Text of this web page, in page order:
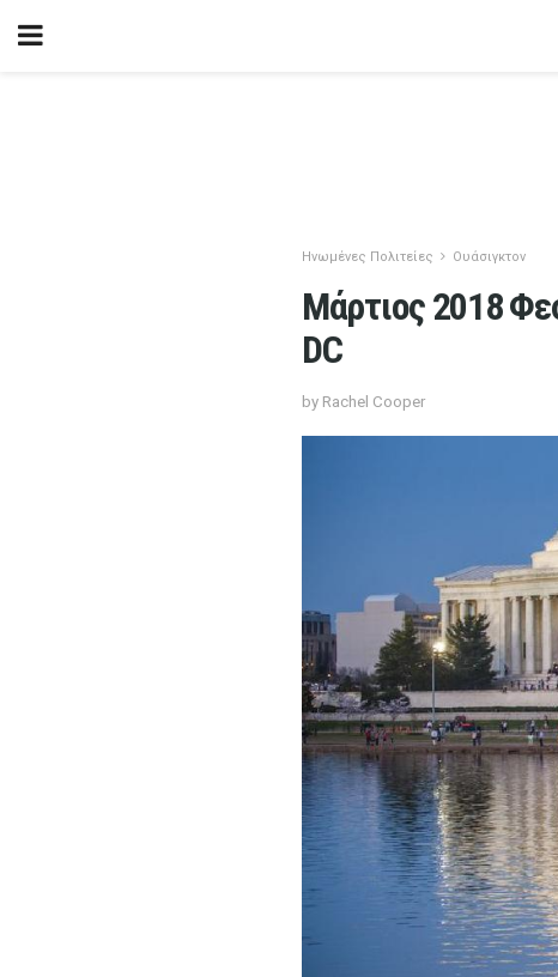
Ηνωμένες Πολιτείες Ουάσιγκτον
Μάρτιος 2018
DC
by Rachel Cooper